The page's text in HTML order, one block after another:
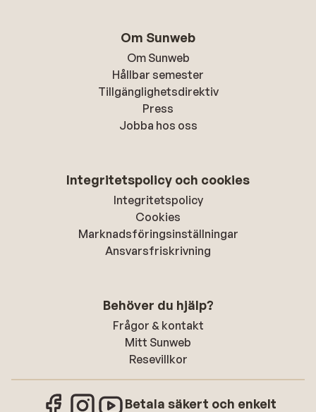
Om Sunweb
Om Sunweb
Hållbar semester
Tillgänglighetsdirektiv
Press
Jobba hos oss
Integritetspolicy och cookies
Integritetspolicy
Cookies
Marknadsföringsinställningar
Ansvarsfriskrivning
Behöver du hjälp?
Frågor & kontakt
Mitt Sunweb
Resevillkor
Betala säkert och enkelt